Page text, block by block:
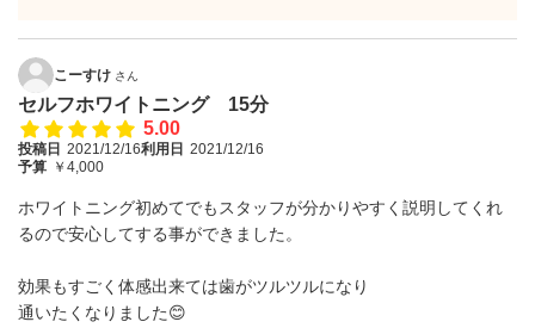
こーすけ さん
セルフホワイトニング 15分
5.00
投稿日 2021/12/16利用日 2021/12/16
予算 ￥4,000
ホワイトニング初めてでもスタッフが分かりやすく説明してくれ
るので安心してする事ができました。
効果もすごく体感出来ては歯がツルツルになり
通いたくなりました😊